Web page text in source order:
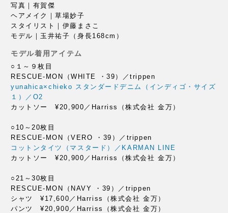
写真｜有賀傑
ヘアメイク｜草場妙子
スタイリスト｜伊藤まさこ
モデル｜玉井祐子（身長168cm）
モデル着用アイテム
○１～９枚目
RESCUE-MON（WHITE ・39）／trippen
yunahica×chieko スタンダードデニム（インディゴ・サイズ
１）／O2
カットソー ¥20,900／Harriss（株式会社 金万）
○10～20枚目
RESCUE-MON（VERO ・39）／trippen
コットンタイツ（マスタード）／KARMAN LINE
カットソー ¥20,900／Harriss（株式会社 金万）
○21～30枚目
RESCUE-MON（NAVY ・39）／trippen
シャツ ¥17,600／Harriss（株式会社 金万）
パンツ ¥20,900／Harriss（株式会社 金万）